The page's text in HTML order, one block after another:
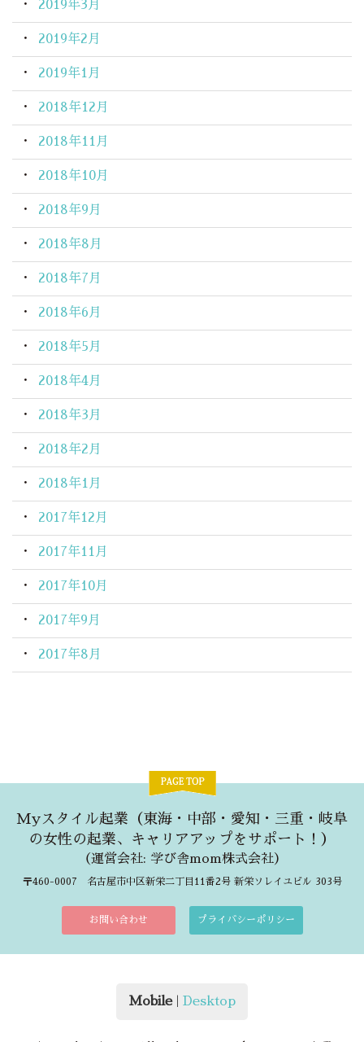
2019年3月
2019年2月
2019年1月
2018年12月
2018年11月
2018年10月
2018年9月
2018年8月
2018年7月
2018年6月
2018年5月
2018年4月
2018年3月
2018年2月
2018年1月
2017年12月
2017年11月
2017年10月
2017年9月
2017年8月
Myスタイル起業（東海・中部・愛知・三重・岐阜
の女性の起業、キャリアアップをサポート！）
（運営会社: 学び舎mom株式会社）
〒460-0007 名古屋市中区新栄二丁目11番2号 新栄ソレイユビル 303号
お問い合わせ プライバシーポリシー
Mobile| Desktop